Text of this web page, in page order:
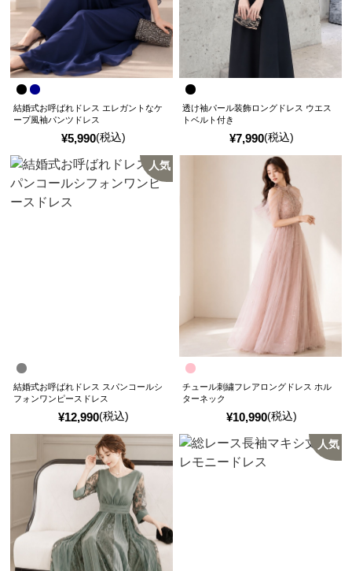
¥5,990(税込)
結婚式お呼ばれドレス エレガントなケ
ープ風袖パンツドレス
¥7,990(税込)
透け袖パール装飾ロングドレス ウエス
トベルト付き
人気
¥12,990(税込)
結婚式お呼ばれドレス スパンコールシ
フォンワンピースドレス
¥10,990(税込)
チュール刺繍フレアロングドレス ホル
ターネック
人気